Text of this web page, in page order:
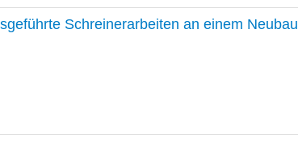
Schreinerarbeiten an einem Neubau